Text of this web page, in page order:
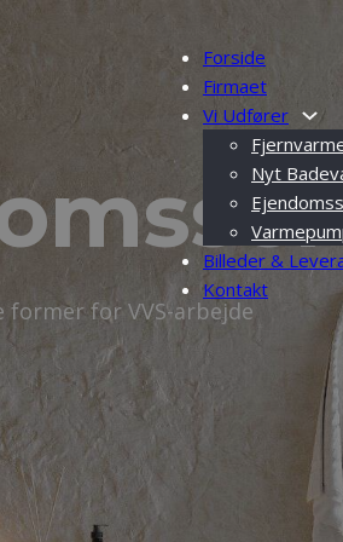
Forside
Firmaet
Vi Udfører
Nyt
Billeder &
Kontakt
for VVS-arbejde